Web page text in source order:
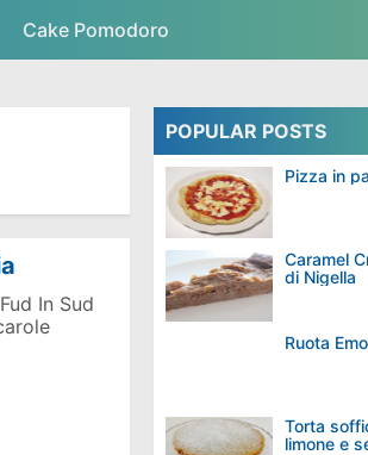
Cake Pomodoro
In Sud
POPULAR POSTS
Pizza in
Caramel
di Nigella
Ruota
Torta
limone e